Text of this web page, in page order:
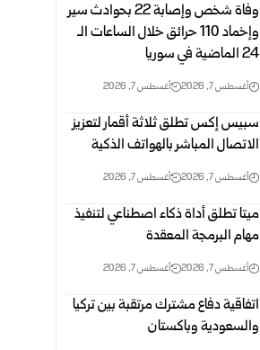
وفاة شخص وإصابة 22 بحوادث سير
وإخماد 110 حرائق خلال الساعات الـ
24 الماضية في سوريا
أغسطس 7, 2026 أغسطس 7, 2026
سبيس إكس تطلق ثلاثة أقمار لتعزيز
الاتصال المباشر بالهواتف الذكية
أغسطس 7, 2026 أغسطس 7, 2026
ميتا تطلق أداة ذكاء اصطناعي لتنفيذ
مهام البرمجة المعقدة
أغسطس 7, 2026 أغسطس 7, 2026
اتفاقية دفاع مشترك مرتقبة بين تركيا
والسعودية وباكستان